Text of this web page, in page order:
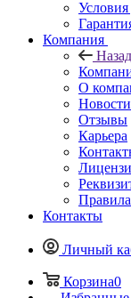
Условия
Компания
Назад
О
Новости
Отзывы
Карьера
Контакты
Личный
Корзина0